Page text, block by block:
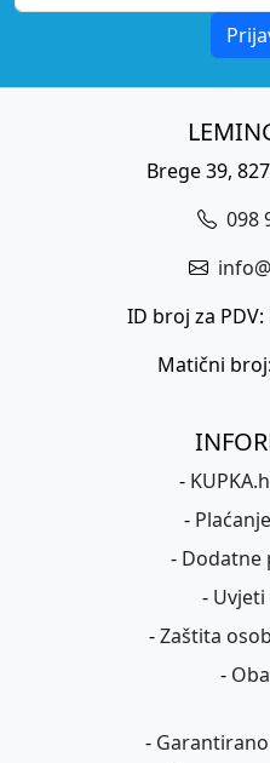
Brege 39,
098
ID broj za PDV:
Matični
-
-
- Dodatne
-
-Zaštita
-
-